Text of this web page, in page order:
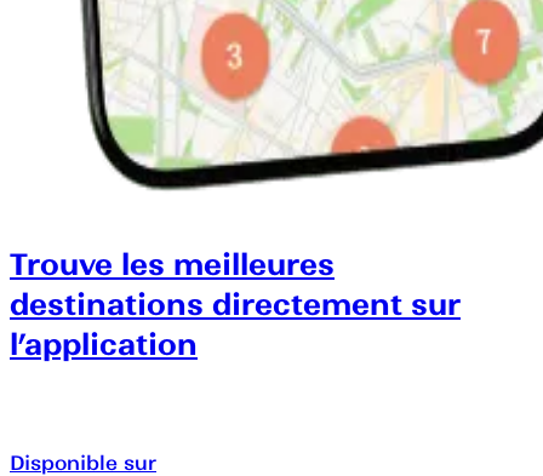
Trouve les meilleures
destinations directement sur
l’application
Disponible sur